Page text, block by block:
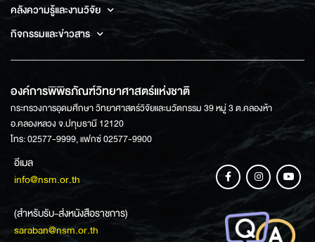
คลังความรู้และงานวิจัย
กิจกรรมและข่าวสาร
องค์การพิพิธภัณฑ์วิทยาศาสตร์แห่งชาติ
กระทรวงการอุดมศึกษา วิทยาศาสตร์วิจัยและนวัตกรรม 39 หมู่ 3 ต.คลองห้า
อ.คลองหลวง จ.ปทุมธานี 12120
โทร: 02577-9999, แฟกซ์ 02577-9900
อีเมล
info@nsm.or.th
(สำหรับรับ-ส่งหนังสือราชการ)
saraban@nsm.or.th